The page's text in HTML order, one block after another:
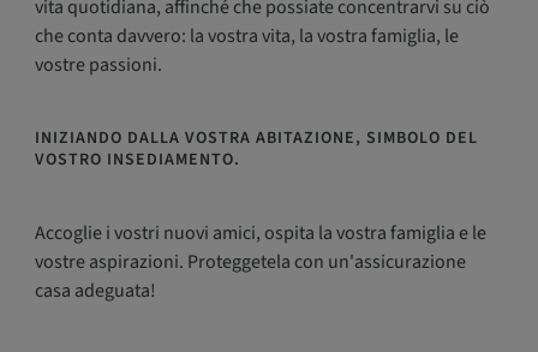
vita quotidiana, affinché che possiate concentrarvi su ciò
che conta davvero: la vostra vita, la vostra famiglia, le
vostre passioni.
INIZIANDO DALLA VOSTRA ABITAZIONE, SIMBOLO DEL
VOSTRO INSEDIAMENTO.
Accoglie i vostri nuovi amici, ospita la vostra famiglia e le
vostre aspirazioni. Proteggetela con un'assicurazione
casa adeguata!